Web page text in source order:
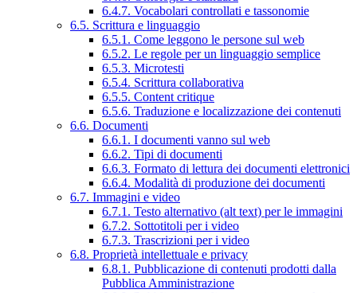
6.4.7. Vocabolari controllati e tassonomie
6.5. Scrittura e linguaggio
6.5.1. Come leggono le persone sul web
6.5.2. Le regole per un linguaggio semplice
6.5.3. Microtesti
6.5.4. Scrittura collaborativa
6.5.5. Content critique
6.5.6. Traduzione e localizzazione dei contenuti
6.6. Documenti
6.6.1. I documenti vanno sul web
6.6.2. Tipi di documenti
6.6.3. Formato di lettura dei documenti elettronici
6.6.4. Modalità di produzione dei documenti
6.7. Immagini e video
6.7.1. Testo alternativo (alt text) per le immagini
6.7.2. Sottotitoli per i video
6.7.3. Trascrizioni per i video
6.8. Proprietà intellettuale e privacy
6.8.1. Pubblicazione di contenuti prodotti dalla
Pubblica Amministrazione